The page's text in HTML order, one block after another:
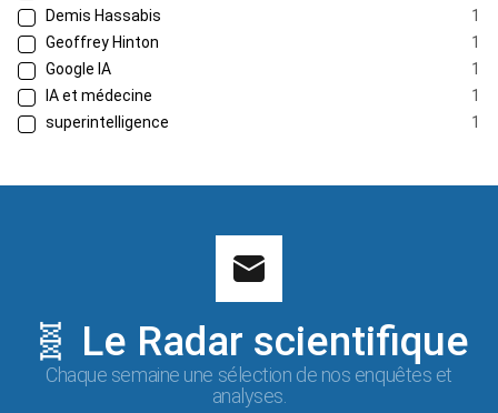
Demis Hassabis
1
Geoffrey Hinton
1
Google IA
1
IA et médecine
1
superintelligence
1
🧬 Le Radar scientifique
Chaque semaine une sélection de nos enquêtes et
analyses.